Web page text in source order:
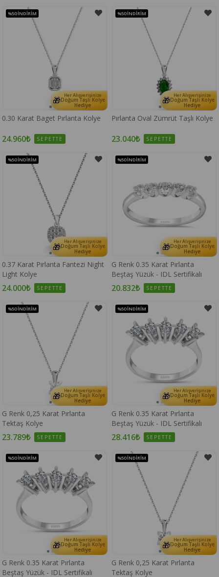
🎁 Her Alışverişinize
Doğum Taşlı Kolye
Hediye
0.30 Karat Baget Pırlanta Kolye
24.960₺ SEPETTE
%50İNDIRIM
🎁 Her Alışverişinize
Doğum Taşlı Kolye
Hediye
Pırlanta Oval Zümrüt Taşlı Kolye
23.040₺ SEPETTE
%50İNDIRIM
🎁 Her Alışverişinize
Doğum Taşlı Kolye
Hediye
0.37 Karat Pırlanta Fantezi Night
Light Kolye
24.000₺ SEPETTE
%50İNDIRIM
🎁 Her Alışverişinize
Doğum Taşlı Kolye
Hediye
G Renk 0.35 Karat Pırlanta
Beştaş Yüzük - IDL Sertifikalı
20.832₺ SEPETTE
%50İNDIRIM
🎁 Her Alışverişinize
Doğum Taşlı Kolye
Hediye
G Renk 0,25 Karat Pırlanta
Tektaş Kolye
23.789₺ SEPETTE
%50İNDIRIM
🎁 Her Alışverişinize
Doğum Taşlı Kolye
Hediye
G Renk 0.35 Karat Pırlanta
Beştaş Yüzük - IDL Sertifikalı
28.416₺ SEPETTE
%50İNDIRIM
🎁 Her Alışverişinize
Doğum Taşlı Kolye
Hediye
G Renk 0.35 Karat Pırlanta
Beştaş Yüzük - IDL Sertifikalı
%50İNDIRIM
🎁 Her Alışverişinize
Doğum Taşlı Kolye
Hediye
G Renk 0,25 Karat Pırlanta
Tektaş Kolye
%50İNDIRIM